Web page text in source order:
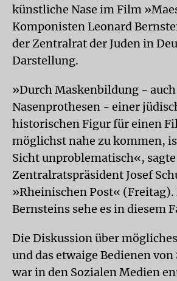
künstliche Nase im Film
Komponisten Leonard
der Zentralrat der Juden in
Darstellung.
»Durch Maskenbildung - auch
Nasenprothesen - einer
historischen Figur für einen
möglichst nahe zu kommen,
Sicht unproblematisch«, sagte
Zentralratspräsident Josef
»Rheinischen Post« (Freitag).
Bernsteins sehe es in diesem
Die Diskussion über
und das etwaige Bedienen
war in den Sozialen Medien